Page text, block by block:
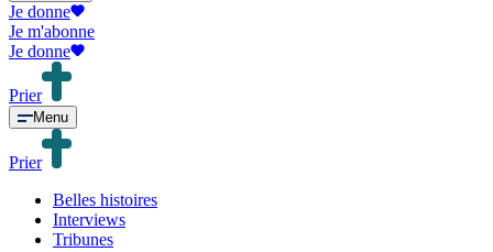
Je donne
Je m'abonne
Je donne
Prier
Menu
Prier
Belles histoires
Interviews
Tribunes